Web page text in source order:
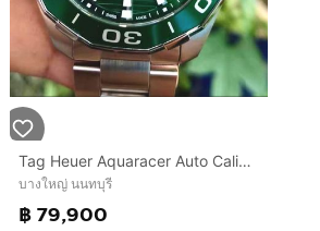
Tag Heuer Aquaracer Auto Calibre5 Green Dial WAY201S-0🇨🇭🇨🇭
บางใหญ่ นนทบุรี
฿ 79,900